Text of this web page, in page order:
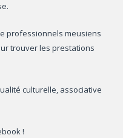
professionnels meusiens
trouver les prestations
culturelle, associative
!